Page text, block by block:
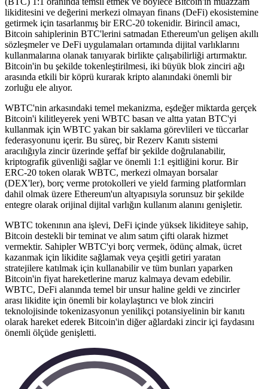
likiditesini ve değerini merkezi olmayan finans (DeFi) ekosistemine
getirmek için tasarlanmış bir ERC-20 tokenidir. Birincil amacı,
Bitcoin sahiplerinin BTC'lerini satmadan Ethereum'un gelişen akıllı
sözleşmeler ve DeFi uygulamaları ortamında dijital varlıklarını
kullanmalarına olanak tanıyarak birlikte çalışabilirliği artırmaktır.
Bitcoin'in bu şekilde tokenleştirilmesi, iki büyük blok zinciri ağı
arasında etkili bir köprü kurarak kripto alanındaki önemli bir
zorluğu ele alıyor.
WBTC'nin arkasındaki temel mekanizma, eşdeğer miktarda gerçek
Bitcoin'i kilitleyerek yeni WBTC basan ve altta yatan BTC'yi
kullanmak için WBTC yakan bir saklama görevlileri ve tüccarlar
federasyonunu içerir. Bu süreç, bir Rezerv Kanıtı sistemi
aracılığıyla zincir üzerinde şeffaf bir şekilde doğrulanabilir,
kriptografik güvenliği sağlar ve önemli 1:1 eşitliğini korur. Bir
ERC-20 token olarak WBTC, merkezi olmayan borsalar
(DEX'ler), borç verme protokolleri ve yield farming platformları
dahil olmak üzere Ethereum'un altyapısıyla sorunsuz bir şekilde
entegre olarak orijinal dijital varlığın kullanım alanını genişletir.
WBTC tokenının ana işlevi, DeFi içinde yüksek likiditeye sahip,
Bitcoin destekli bir teminat ve alım satım çifti olarak hizmet
vermektir. Sahipler WBTC'yi borç vermek, ödünç almak, ücret
kazanmak için likidite sağlamak veya çeşitli getiri yaratan
stratejilere katılmak için kullanabilir ve tüm bunları yaparken
Bitcoin'in fiyat hareketlerine maruz kalmaya devam edebilir.
WBTC, DeFi alanında temel bir unsur haline geldi ve zincirler
arası likidite için önemli bir kolaylaştırıcı ve blok zinciri
teknolojisinde tokenizasyonun yenilikçi potansiyelinin bir kanıtı
olarak hareket ederek Bitcoin'in diğer ağlardaki zincir içi faydasını
önemli ölçüde genişletti.